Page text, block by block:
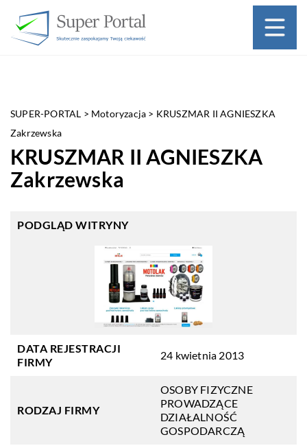
SUPER-PORTAL > Motoryzacja > KRUSZMAR II AGNIESZKA
Zakrzewska
KRUSZMAR II AGNIESZKA
Zakrzewska
PODGLĄD WITRYNY
DATA REJESTRACJI
FIRMY
24 kwietnia 2013
RODZAJ FIRMY
OSOBY FIZYCZNE
PROWADZĄCE
DZIAŁALNOŚĆ
GOSPODARCZĄ